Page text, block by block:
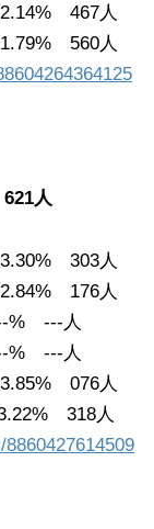
467人
560人
人
303人
176人
---人
---人
076人
318人